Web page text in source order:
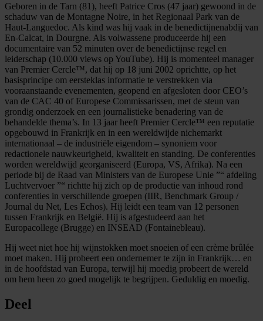
Geboren in de Tarn (81), heeft Patrice Cros (47 jaar) gewoond in de
schaduw van de Montagne Noire, in het Regionaal Park van de
Haut-Languedoc. Als kind was hij vaak in de benedictijnenabdij van
En-Calcat, in Dourgne. Als volwassene produceerde hij een
documentaire van 52 minuten over de benedictijnse regel en
leiderschap (10.000 views op YouTube). Hij is momenteel manager
van Premier Cercle™, dat hij op 18 juni 2002 oprichtte, op het
basisprincipe om eersteklas informatie te verstrekken via
vooraanstaande evenementen, geopend en afgesloten door CEO’s
van de CAC 40 of Europese Commissarissen, met de steun van
grondig onderzoek en een journalistieke benadering van de
behandelde thema’s. In 13 jaar heeft Premier Cercle™ een reputatie
opgebouwd in Frankrijk en in een wereldwijde nichemarkt
internationaal – de industriële eigendom – synoniem voor
redactionele nauwkeurigheid, kwaliteit en standing. De conferenties
worden wereldwijd georganiseerd (Europa, VS, Afrika). Na een
periode bij de Raad van Ministers van de Europese Unie ”“ afdeling
Luchtvervoer ”“ richtte hij zich op de productie van inhoud rond
conferenties in verschillende groepen (IIR, Benchmark Group /
Journal du Net, Les Echos). Hij leidt een team van 12 personen
tussen Frankrijk en België. Hij is afgestudeerd aan het
Europacollege (Brugge) en INSEAD (Fontainebleau).
Hij weet niet hoe hij wijnstokken moet snoeien of een crème brûlée
moet maken. Hij probeert een ondernemer te zijn in Frankrijk… en
in de hoofdstad van Europa, terwijl hij moedig probeert de wereld
om hem heen zo goed mogelijk te begrijpen. Geduldig en moedig.
Deel